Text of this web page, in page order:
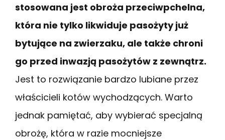
stosowana jest obroża przeciwpchelna,
która nie tylko likwiduje pasożyty już
bytujące na zwierzaku, ale także chroni
go przed inwazją pasożytów z zewnątrz.
Jest to rozwiązanie bardzo lubiane przez
właścicieli kotów wychodzących. Warto
jednak pamiętać, aby wybierać specjalną
obrożę, która w razie mocniejsze